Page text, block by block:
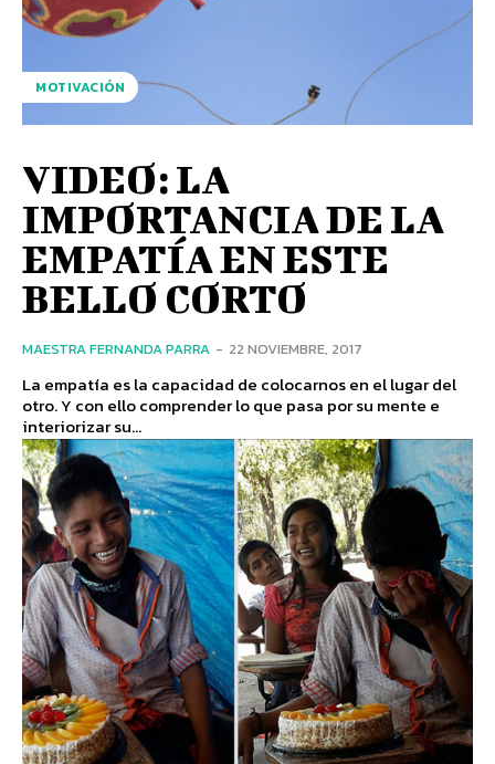
MOTIVACIÓN
VIDEO: LA
IMPORTANCIA DE LA
EMPATÍA EN ESTE
BELLO CORTO
MAESTRA FERNANDA PARRA - 22 NOVIEMBRE, 2017
La empatía es la capacidad de colocarnos en el lugar del
otro. Y con ello comprender lo que pasa por su mente e
interiorizar su...